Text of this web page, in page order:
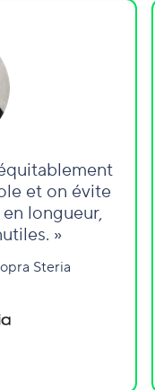
et on évite
longueur,
»
Steria